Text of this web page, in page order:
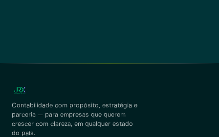
Contabilidade com propósito, estratégia e
parceria — para empresas que querem
crescer com clareza, em qualquer estado
do país.